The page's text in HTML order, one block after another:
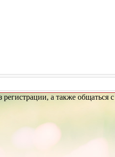
регистрации, а также